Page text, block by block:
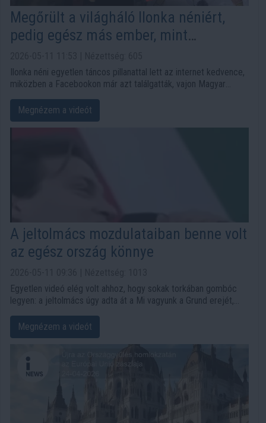
Megőrült a világháló Ilonka néniért,
pedig egész más ember, mint
Ilonka néni egyetlen táncos pillanattal lett az internet kedvence,
miközben a Facebookon már azt találgatták, vajon Magyar
rokonság, hanem egy 65 éves önkéntes nagymama személyes
története áll.
Megnézem a videót
A jeltolmács mozdulataiban benne volt
az egész ország könnye
Egyetlen videó elég volt ahhoz, hogy sokak torkában gombóc
legyen: a jeltolmács úgy adta át a Mi vagyunk a Grund erejét,
hangulatban a Pál utcai fiúk dala, Geszti Péter szövege és Dés
László zenéje egyszerre lett emlék, közösségi vallomás és
könnyekig ható országélmény.
Megnézem a videót